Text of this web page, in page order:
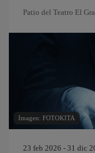
Patio del Teatro El
Imagen: FOTOKITA
23 feb 2026 - 31 dic